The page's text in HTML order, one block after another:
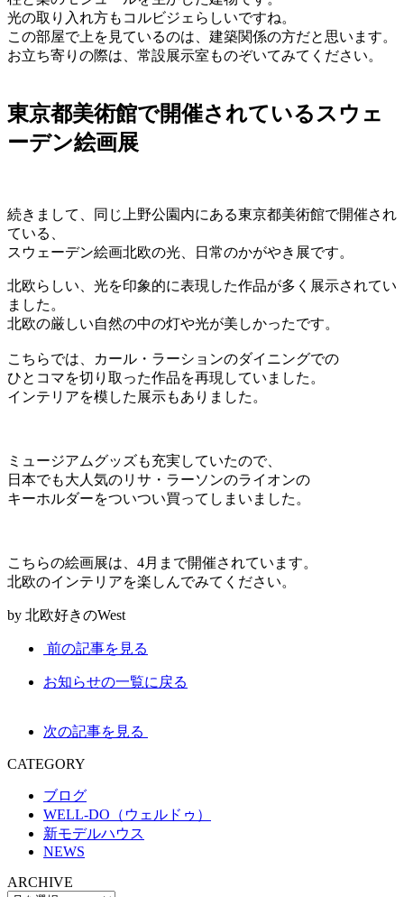
光の取り入れ方もコルビジェらしいですね。
この部屋で上を見ているのは、建築関係の方だと思います。
お立ち寄りの際は、常設展示室ものぞいてみてください。
東京都美術館で開催されているスウェ
ーデン絵画展
続きまして、同じ上野公園内にある東京都美術館で開催され
ている、
スウェーデン絵画北欧の光、日常のかがやき展です。
北欧らしい、光を印象的に表現した作品が多く展示されてい
ました。
北欧の厳しい自然の中の灯や光が美しかったです。
こちらでは、カール・ラーションのダイニングでの
ひとコマを切り取った作品を再現していました。
インテリアを模した展示もありました。
ミュージアムグッズも充実していたので、
日本でも大人気のリサ・ラーソンのライオンの
キーホルダーをついつい買ってしまいました。
こちらの絵画展は、4月まで開催されています。
北欧のインテリアを楽しんでみてください。
by 北欧好きのWest
前の記事を見る
お知らせの一覧に戻る
次の記事を見る
CATEGORY
ブログ
WELL-DO（ウェルドゥ）
新モデルハウス
NEWS
ARCHIVE